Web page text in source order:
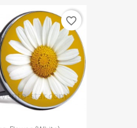
favorite_border